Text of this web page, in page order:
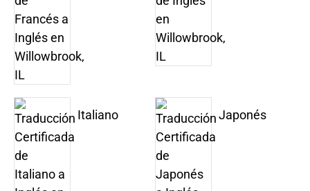
Italiano Japonés